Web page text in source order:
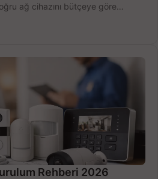
ağ cihazını bütçeye göre
Rehberi 2026